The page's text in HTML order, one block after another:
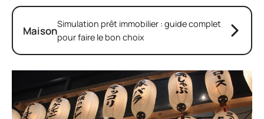
MaisonSimulation prêt immobilier : guide complet
pour faire le bon choix